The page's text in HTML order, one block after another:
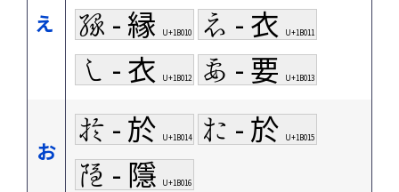
え 𛀐 - 縁 U+1B010 𛀑 - 衣 U+1B011
𛀒 - 衣 U+1B012 𛀓 - 要 U+1B013
お
𛀔 - 於 U+1B014 𛀕 - 於 U+1B015
𛀖 - 隱 U+1B016